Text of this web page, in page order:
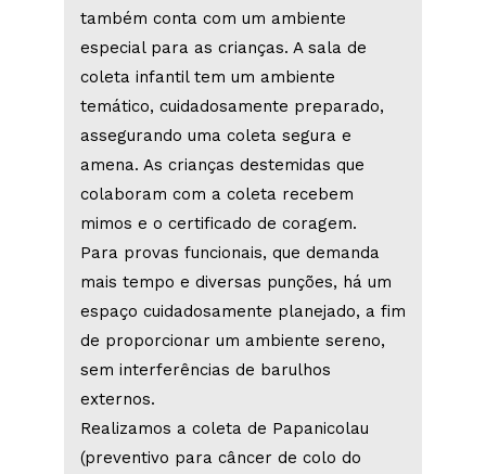
também conta com um ambiente
especial para as crianças. A sala de
coleta infantil tem um ambiente
temático, cuidadosamente preparado,
assegurando uma coleta segura e
amena. As crianças destemidas que
colaboram com a coleta recebem
mimos e o certificado de coragem.
Para provas funcionais, que demanda
mais tempo e diversas punções, há um
espaço cuidadosamente planejado, a fim
de proporcionar um ambiente sereno,
sem interferências de barulhos
externos.
Realizamos a coleta de Papanicolau
(preventivo para câncer de colo do